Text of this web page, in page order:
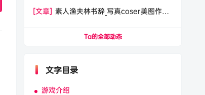
[文章] 素人渔夫林书辞_写真coser美图作品
Ta的全部动态
文字目录
游戏介绍